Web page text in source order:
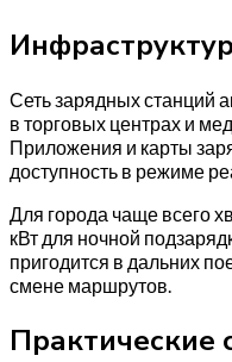
Сеть зарядных станций
в торговых центрах и
Приложения и карты
доступность в режиме
Для города чаще всего
кВт для ночной
пригодится в дальних
смене маршрутов.
Практические